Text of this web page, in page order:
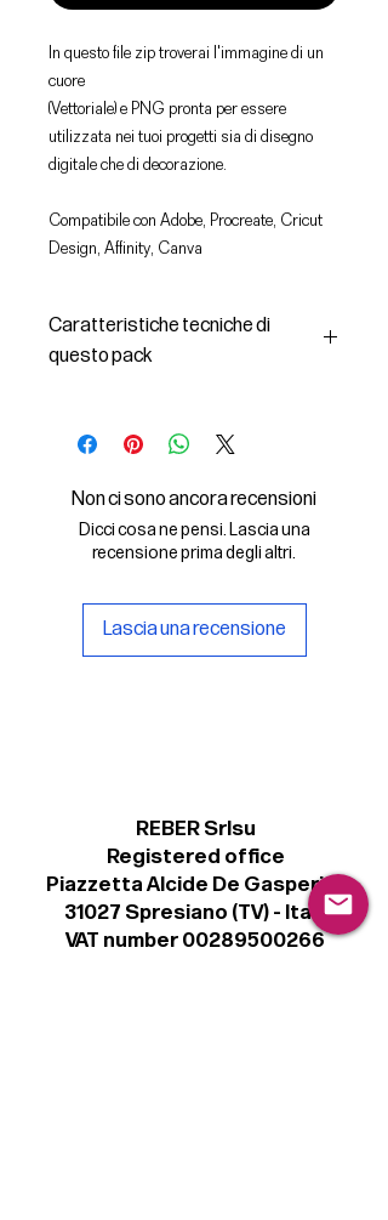
In questo file zip troverai l'immagine di un
cuore
(Vettoriale) e PNG pronta per essere
utilizzata nei tuoi progetti sia di disegno
digitale che di decorazione.
Compatibile con Adobe, Procreate, Cricut
Design, Affinity, Canva
Caratteristiche tecniche di
questo pack
- le immagini descritte in formato
- la licenza d'uso delle grafiche
Il File SVG è compatibile con Adobe,
Cricut Design, Cricut
Procreate e Affinity
Non ci sono ancora recensioni
Dicci cosa ne pensi. Lascia una
recensione prima degli altri.
Lascia una recensione
REBER Srlsu
Registered office
Piazzetta Alcide De Gasperi, 3
31027 Spresiano (TV) - Italy
VAT number 00289500266